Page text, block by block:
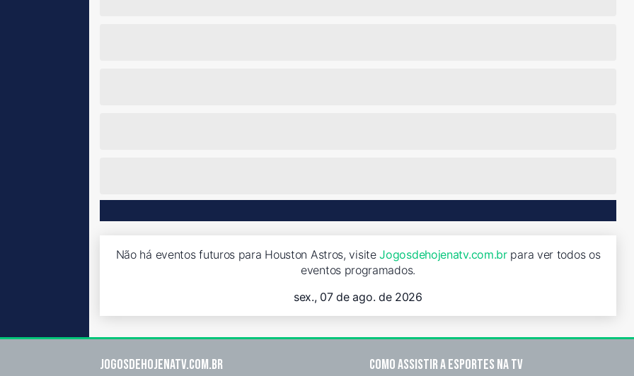
Não há eventos futuros para Houston Astros, visiteJogosdehojenatv.com.brpara ver todos os
eventos programados.
sex., 07 de ago. de 2026
Jogosdehojenatv.com.br
Como assistir a esportes na TV